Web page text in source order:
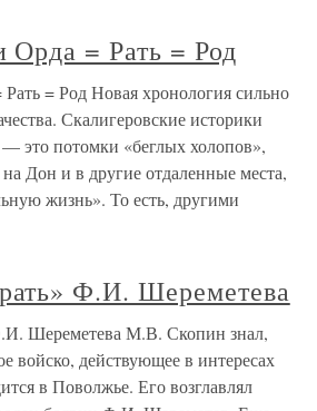
Орда = Рать = Род
= Род Новая хронология сильно
Скалигеровские историки
— это потомки «беглых холопов»,
Дон и в другие отдаленные места,
жизнь». То есть, другими
Ф.И. Шереметева
Шереметева М.В. Скопин знал,
войско, действующее в интересах
в Поволжье. Его возглавлял